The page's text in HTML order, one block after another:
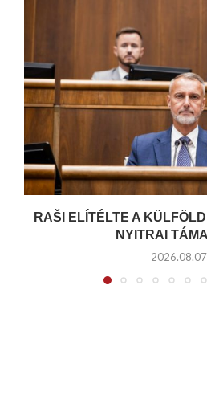
RAŠI ELÍTÉLTE A
NYITRAI